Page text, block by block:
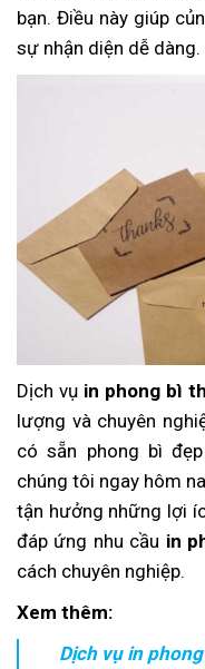
bạn. Điều này giúp
sự nhận diện dễ dàng.
Dịch vụ in phong bì
lượng và chuyên
có sẵn phong bì
chúng tôi ngay hôm
tận hưởng những lợi
đáp ứng nhu cầu in
cách chuyên nghiệp.
Xem thêm:
Dịch vụ in